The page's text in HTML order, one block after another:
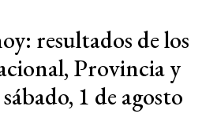
resultados de los
Provincia y
1 de agosto